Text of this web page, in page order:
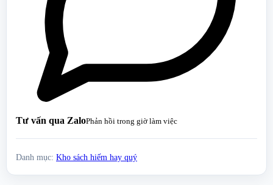
Tư vấn qua ZaloPhản hồi trong giờ làm việc
Danh mục: Kho sách hiếm hay quý